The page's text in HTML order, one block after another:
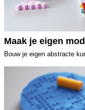
Maak je eigen
Bouw je eigen abstracte